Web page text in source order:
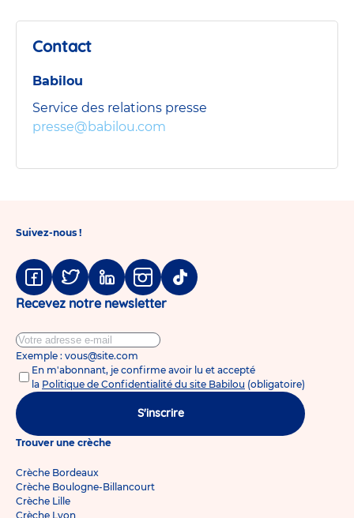
Contact
Babilou
Service des relations presse
presse@babilou.com
Suivez-nous !
Facebook
TwitterLinkedinInstagram
Tiktok
Recevez notre newsletter
Exemple : vous@site.com
En m'abonnant, je confirme avoir lu et accepté
la Politique de Confidentialité du site Babilou (obligatoire)
S'inscrire
Trouver une crèche
Crèche Bordeaux
Crèche Boulogne-Billancourt
Crèche Lille
Crèche Lyon